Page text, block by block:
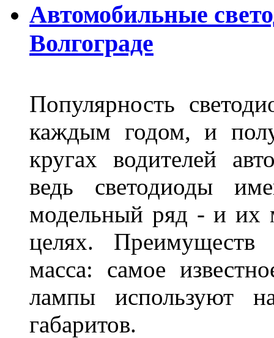
Автомобильные
Волгограде
Популярность
каждым годом, и
кругах водителей
ведь светодиоды
модельный ряд - и их
целях.
масса: самое
лампы используют
габаритов.